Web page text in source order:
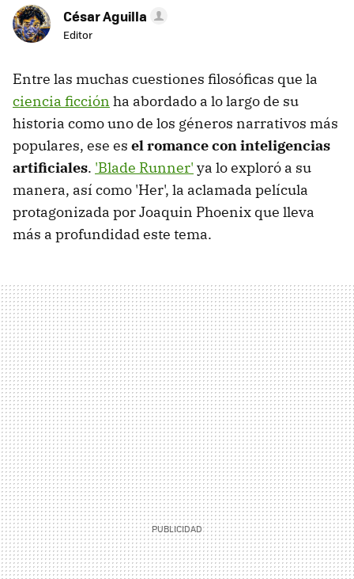
César Aguilla
Editor
Entre las muchas cuestiones filosóficas que la
ciencia ficción ha abordado a lo largo de su
historia como uno de los géneros narrativos más
populares, ese es el romance con inteligencias
artificiales. 'Blade Runner' ya lo exploró a su
manera, así como 'Her', la aclamada película
protagonizada por Joaquin Phoenix que lleva
más a profundidad este tema.